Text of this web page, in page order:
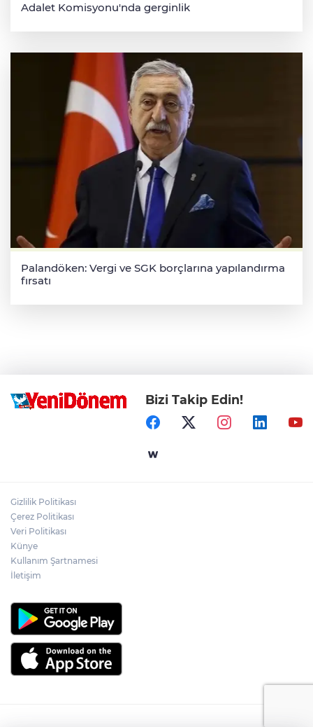
Adalet Komisyonu'nda gerginlik
Palandöken: Vergi ve SGK borçlarına yapılandırma
fırsatı
Bizi Takip Edin!
Gizlilik Politikası
Çerez Politikası
Veri Politikası
Künye
Kullanım Şartnamesi
İletişim